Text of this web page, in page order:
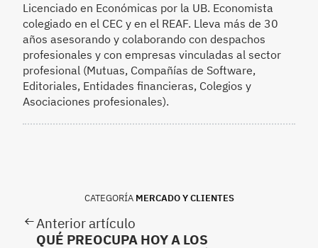
Licenciado en Económicas por la UB. Economista
colegiado en el CEC y en el REAF. Lleva más de 30
años asesorando y colaborando con despachos
profesionales y con empresas vinculadas al sector
profesional (Mutuas, Compañías de Software,
Editoriales, Entidades financieras, Colegios y
Asociaciones profesionales).
CATEGORÍA MERCADO Y CLIENTES
Anterior artículo
QUÉ PREOCUPA HOY A LOS